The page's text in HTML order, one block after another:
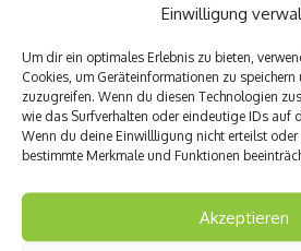
Einwilligung
Um dir ein optimales Erlebnis zu bieten,
Cookies, um Geräteinformationen zu
zuzugreifen. Wenn du diesen Technologien
wie das Surfverhalten oder eindeutige IDs auf
Wenn du deine Einwillligung nicht erteilst oder
bestimmte Merkmale und Funktionen
Akzeptieren
Sport Rezepte
Nach dem Training: Saté-
Nach dem Training sind Saté-Spieße
Proteine, Erdnüsse Energie zur
Oelek kurbelt die Fettverbrennung an....